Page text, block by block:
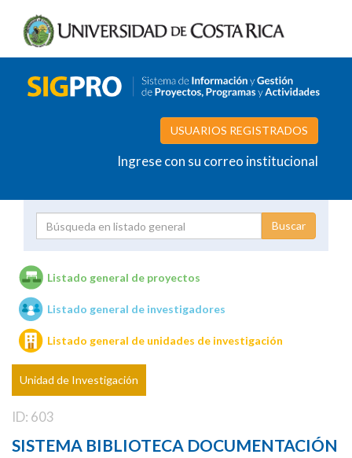
USUARIOS REGISTRADOS
Ingrese con su correo institucional
Unidades de investigación
Listado general de proyectos
Listado general de investigadores
Listado general de unidades de investigación
Unidad de Investigación
ID: 603
SISTEMA BIBLIOTECA DOCUMENTACIÓN